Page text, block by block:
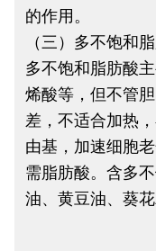
的作用。
（三）多不饱和
多不饱和脂肪酸
烯酸等，但不管
差，不适合加热
由基，加速细胞
需脂肪酸。含多
油、黄豆油、葵花